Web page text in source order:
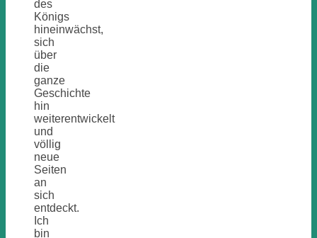
des
Königs
hineinwächst,
sich
über
die
ganze
Geschichte
hin
weiterentwickelt
und
völlig
neue
Seiten
an
sich
entdeckt.
Ich
bin